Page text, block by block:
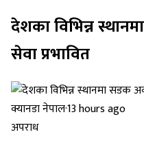
देशका विभिन्न
सेवा प्रभावित
क्यानडा नेपाल·13 hours ago
अपराध